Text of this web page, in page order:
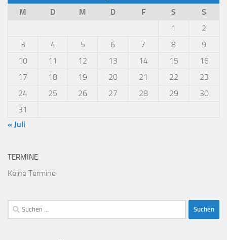
M
D M D F S
S
1
2
3
4 5 6 7 8
9
10
11 12 13 14 15
16
17
18 19 20 21 22
23
24
25 26 27 28 29
30
31
« Juli
TERMINE
Keine Termine
Suchen
nach: